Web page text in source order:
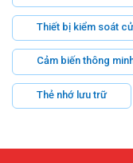
Thiết bị kiểm soát
Cảm biến thông
Thẻ nhớ lưu trữ